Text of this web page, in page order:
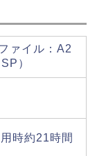
ァイル：A2
）
時約21時間